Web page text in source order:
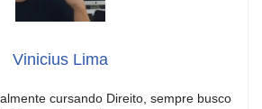
Vinicius Lima
cursando Direito, sempre busco